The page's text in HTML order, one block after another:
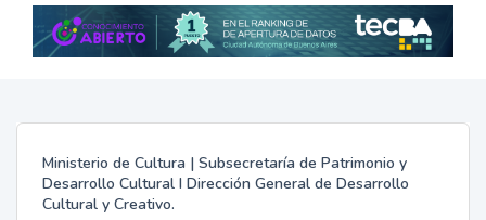
Ministerio de Cultura | Subsecretaría de Patrimonio y
Desarrollo Cultural I Dirección General de Desarrollo
Cultural y Creativo.